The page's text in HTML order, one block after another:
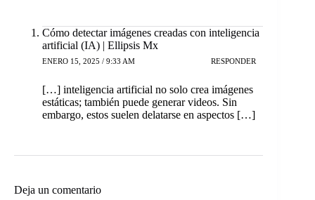
Cómo detectar imágenes creadas con inteligencia
artificial (IA) | Ellipsis Mx
ENERO 15, 2025 / 9:33 AM RESPONDER
[…] inteligencia artificial no solo crea imágenes
estáticas; también puede generar videos. Sin
embargo, estos suelen delatarse en aspectos […]
Deja un comentario